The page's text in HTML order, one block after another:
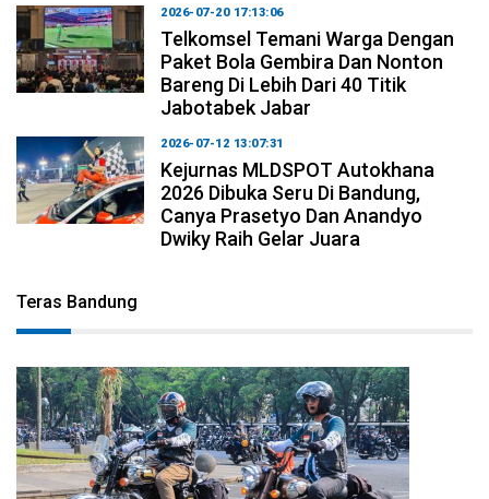
2026-07-20 17:13:06
Telkomsel Temani Warga Dengan
Paket Bola Gembira Dan Nonton
Bareng Di Lebih Dari 40 Titik
Jabotabek Jabar
2026-07-12 13:07:31
Kejurnas MLDSPOT Autokhana
2026 Dibuka Seru Di Bandung,
Canya Prasetyo Dan Anandyo
Dwiky Raih Gelar Juara
Teras Bandung